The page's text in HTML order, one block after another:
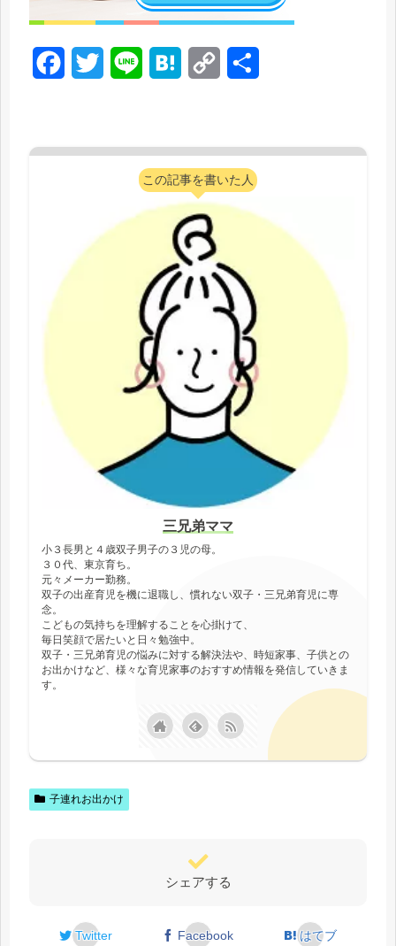
e t e e
n
a
y
L
k
この記事を書いた人
三兄弟ママ
小３長男と４歳双子男子の３児の母。
３０代、東京育ち。
元々メーカー勤務。
双子の出産育児を機に退職し、慣れない双子・三兄弟育児に専
念。
こどもの気持ちを理解することを心掛けて、
毎日笑顔で居たいと日々勉強中。
双子・三兄弟育児の悩みに対する解決法や、時短家事、子供との
お出かけなど、様々な育児家事のおすすめ情報を発信していきま
す。
子連れお出かけ
シェアする
Twitter Facebook はてブ